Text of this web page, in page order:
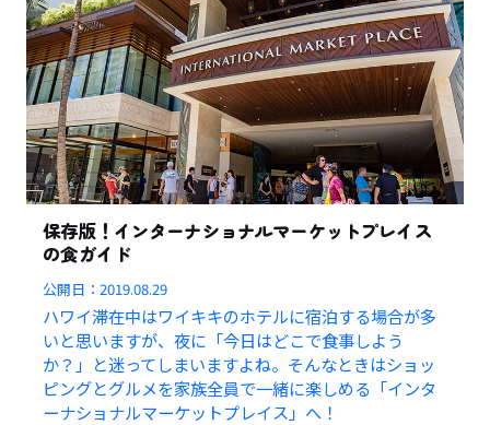
保存版！インターナショナルマーケットプレイス
の食ガイド
公開日：2019.08.29
ハワイ滞在中はワイキキのホテルに宿泊する場合が多
いと思いますが、夜に「今日はどこで食事しよう
か？」と迷ってしまいますよね。そんなときはショッ
ピングとグルメを家族全員で一緒に楽しめる「インタ
ーナショナルマーケットプレイス」へ！